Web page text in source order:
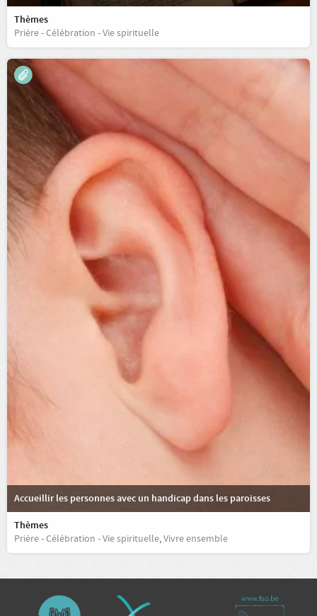
Thèmes
Prière - Célébration - Vie spirituelle
Accueillir les personnes avec un handicap dans les paroisses
Thèmes
Prière - Célébration - Vie spirituelle,Vivre ensemble